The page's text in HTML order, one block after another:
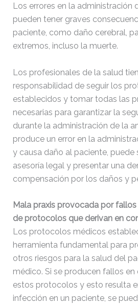
Los errores en la administración
pueden tener graves
paciente, como daño cerebral,
extremos, incluso la muerte.
Los profesionales de la salud
responsabilidad de seguir los
establecidos y tomar todas las
necesarias para garantizar la
durante la administración de la
produce un error en la
y causa daño al paciente, puede
asesoría legal y presentar una
compensación por los daños y
Mala praxis provocada por
de protocolos que derivan en
Los protocolos médicos
herramienta fundamental para
otros riesgos para la salud del
médico. Si se producen fallos
estos protocolos y esto resulta
infección en un paciente, se